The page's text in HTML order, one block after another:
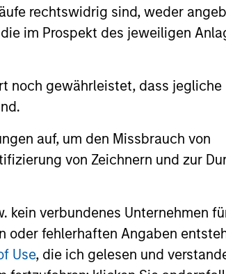
rechtswidrig sind, weder
im Prospekt des jeweiligen
noch gewährleistet, dass jegliche
auf, um den Missbrauch von
von Zeichnern und zur
kein verbundenes Unternehmen
fehlerhaften Angaben
Use, die ich gelesen und